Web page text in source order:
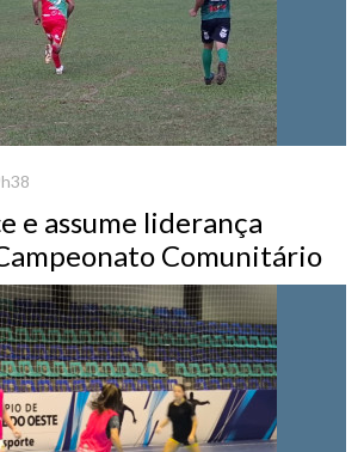
e assume liderança
Comunitário